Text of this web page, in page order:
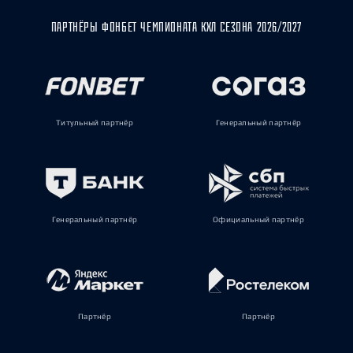
ПАРТНЁРЫ ФОНБЕТ ЧЕМПИОНАТА КХЛ СЕЗОНА 2026/2027
Титульный партнёр Генеральный партнёр
Генеральный партнёр Официальный партнёр
Партнёр Партнёр